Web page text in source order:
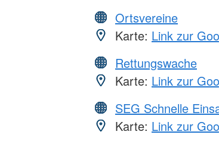
Ortsvereine
Karte: Link zur
Rettungswache
Karte: Link zur
SEG Schnelle
Karte: Link zur